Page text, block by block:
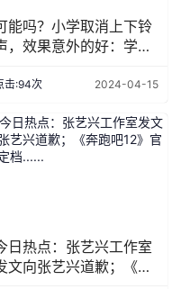
能吗？小学取消上下铃
，效果意外的好：学生
击:94次 2024-04-15
日热点：张艺兴工作室
文向张艺兴道歉；《奔